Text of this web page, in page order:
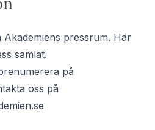
Akademiens pressrum. Här
samlat.
på
oss på